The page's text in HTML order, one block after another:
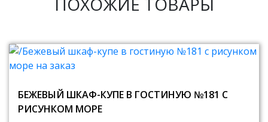
БЕЖЕВЫЙ ШКАФ-КУПЕ В ГОСТИНУЮ №181 С
РИСУНКОМ МОРЕ